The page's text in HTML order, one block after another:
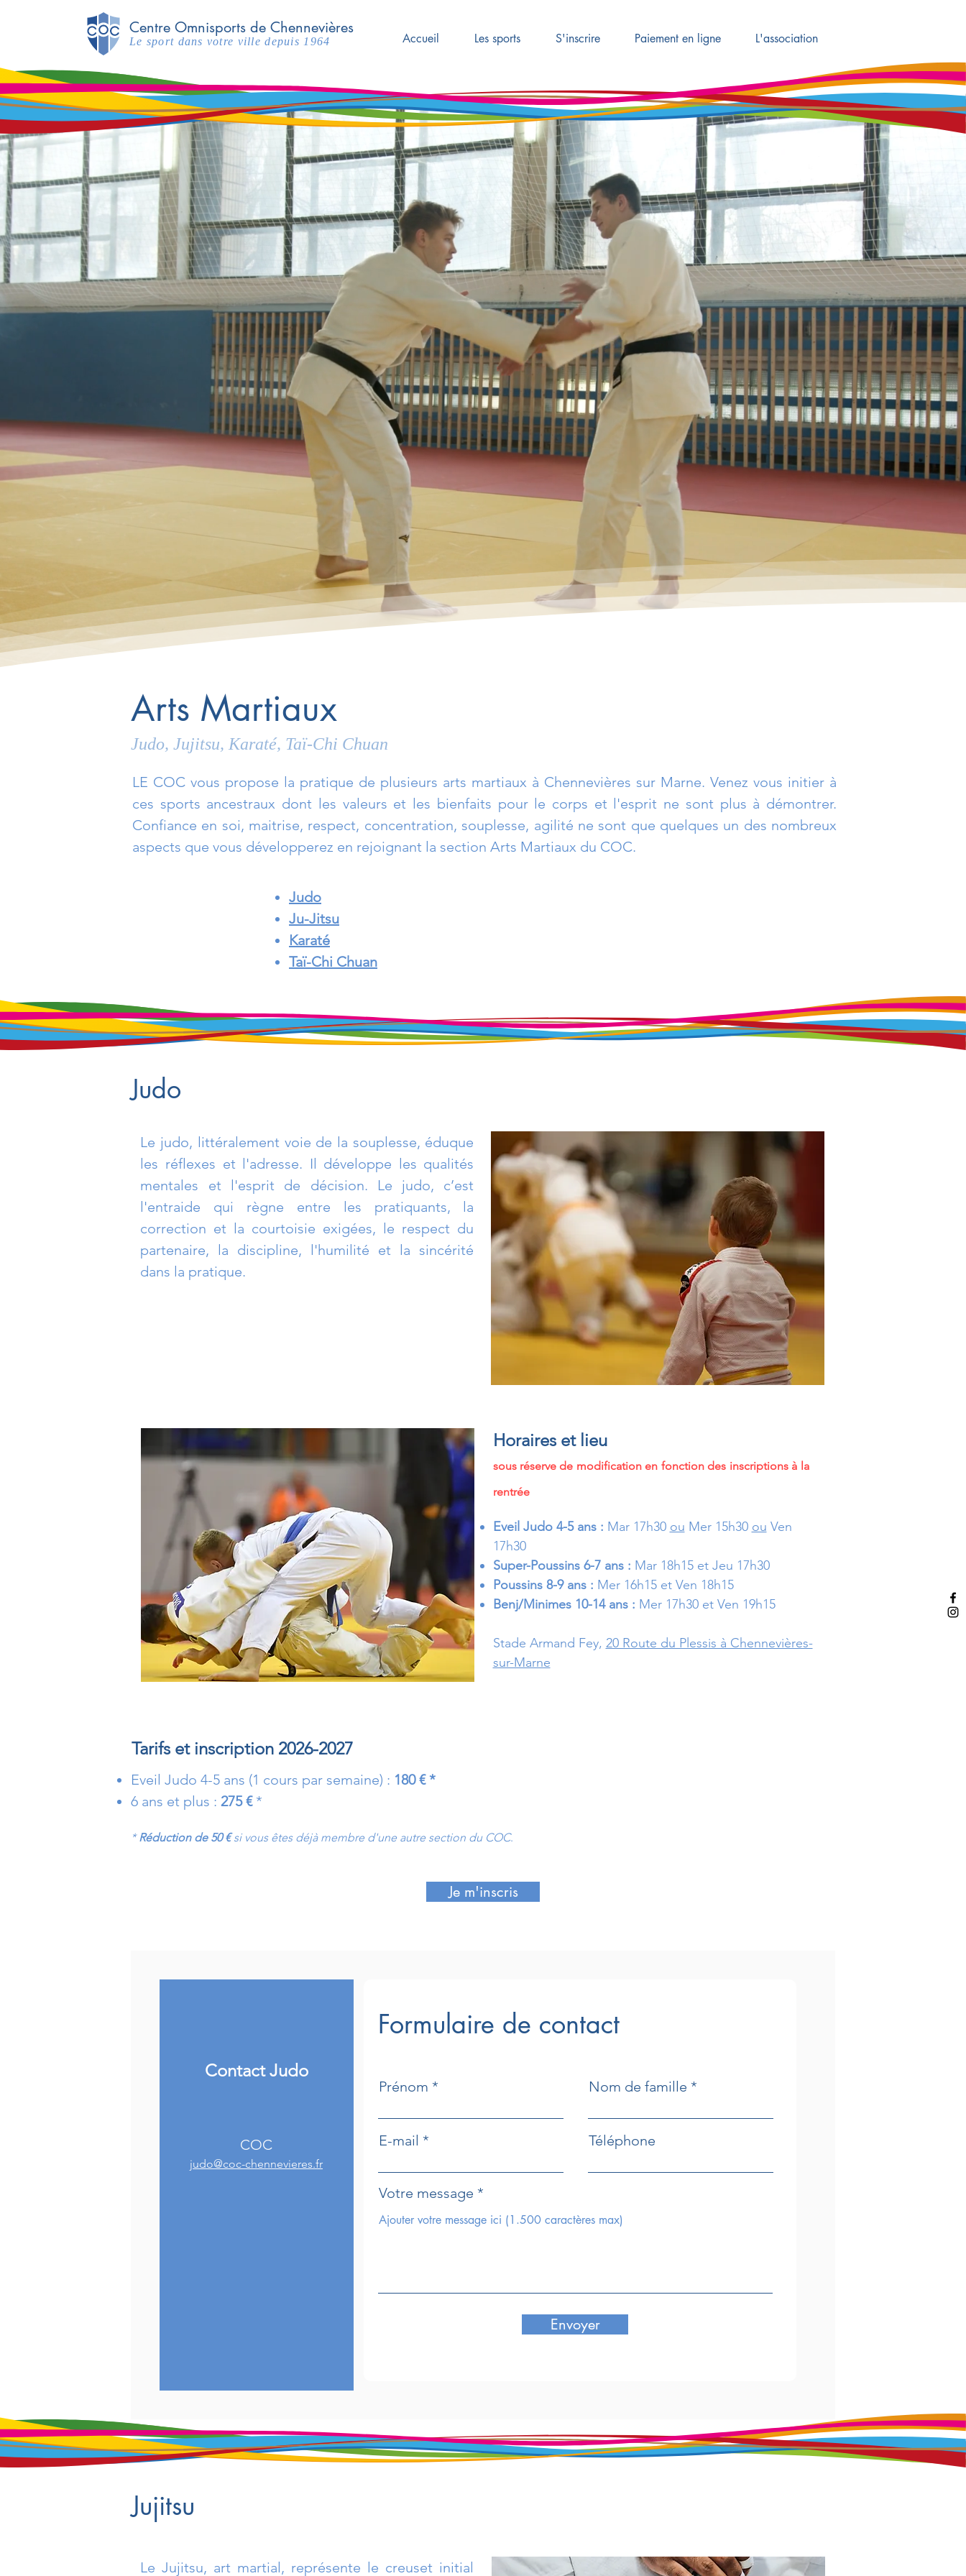
Centre Omnisports de Chennevières
Le sport dans votre ville depuis 1964 Accueil Les sports S'inscrire Paiement en ligne L'association
Arts Martiaux
Judo, Jujitsu, Karaté, Taï-Chi Chuan
LE COC vous propose la pratique de plusieurs arts martiaux à Chennevières sur Marne. Venez vous initier à
ces sports ancestraux dont les valeurs et les bienfaits pour le corps et l'esprit ne sont plus à démontrer.
Confiance en soi, maitrise, respect, concentration, souplesse, agilité ne sont que quelques un des nombreux
aspects que vous développerez en rejoignant la section Arts Martiaux du COC.
Judo
Ju-Jitsu
Karaté
Taï-Chi Chuan
Judo
Le judo, littéralement voie de la souplesse, éduque
les réflexes et l'adresse. Il développe les qualités
mentales et l'esprit de décision. Le judo, c’est
l'entraide qui règne entre les pratiquants, la
correction et la courtoisie exigées, le respect du
partenaire, la discipline, l'humilité et la sincérité
dans la pratique.
Horaires et lieu
sous réserve de modification en fonction des inscriptions à la
rentrée
Eveil Judo 4-5 ans : Mar 17h30 ou Mer 15h30 ou Ven
17h30
Super-Poussins 6-7 ans : Mar 18h15 et Jeu 17h30
Poussins 8-9 ans : Mer 16h15 et Ven 18h15
Benj/Minimes 10-14 ans : Mer 17h30 et Ven 19h15
Stade Armand Fey, 20 Route du Plessis à Chennevières-
sur-Marne
Tarifs et inscription 2026-2027
Eveil Judo 4-5 ans (1 cours par semaine) : 180 € *
6 ans et plus : 275 € *
*Réduction de 50 €si vous êtes déjà membre d'une autre section du COC.
Je m'inscris
ContactJudo
COC
judo@coc-chennevieres.fr
Formulaire de contact
Prénom
E-mail
Nom de famille
Téléphone
Votre message
Envoyer
Jujitsu
Le Jujitsu, art martial, représente le creuset initial